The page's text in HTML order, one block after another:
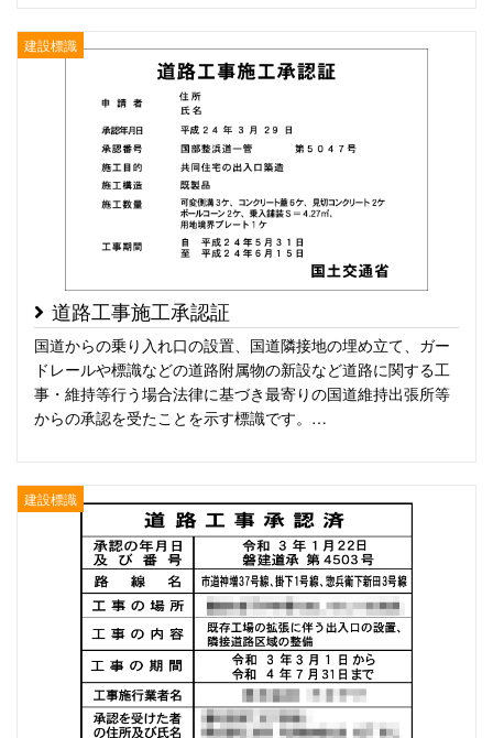
建設標識
道路工事施工承認証
国道からの乗り入れ口の設置、国道隣接地の埋め立て、ガー
ドレールや標識などの道路附属物の新設など道路に関する工
事・維持等行う場合法律に基づき最寄りの国道維持出張所等
からの承認を受たことを示す標識です。…
建設標識